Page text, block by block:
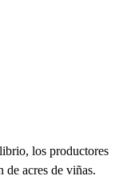
los productores
acres de viñas.